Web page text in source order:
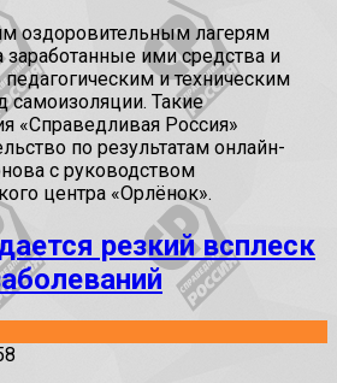
оздоровительным лагерям
заработанные ими средства и
и техническим
самоизоляции. Такие
«Справедливая Россия»
по результатам онлайн-
с руководством
центра «Орлёнок».
резкий всплеск